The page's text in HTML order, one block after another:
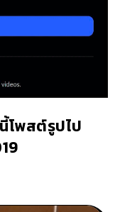
โพสต์รูปไป